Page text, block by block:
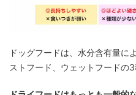
ドッグフードは、水分含有量に
ストフード、ウェットフードの3